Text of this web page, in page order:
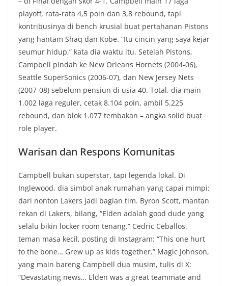
playoff, rata-rata 4,5 poin dan 3,8 rebound, tapi
kontribusinya di bench krusial buat pertahanan Pistons
yang hantam Shaq dan Kobe. “Itu cincin yang saya kejar
seumur hidup,” kata dia waktu itu. Setelah Pistons,
Campbell pindah ke New Orleans Hornets (2004-06),
Seattle SuperSonics (2006-07), dan New Jersey Nets
(2007-08) sebelum pensiun di usia 40. Total, dia main
1.002 laga reguler, cetak 8.104 poin, ambil 5.225
rebound, dan blok 1.077 tembakan – angka solid buat
role player.
Warisan dan Respons Komunitas
Campbell bukan superstar, tapi legenda lokal. Di
Inglewood, dia simbol anak rumahan yang capai mimpi:
dari nonton Lakers jadi bagian tim. Byron Scott, mantan
rekan di Lakers, bilang, “Elden adalah good dude yang
selalu bikin locker room tenang.” Cedric Ceballos,
teman masa kecil, posting di Instagram: “This one hurt
to the bone… Grew up as kids together.” Magic Johnson,
yang main bareng Campbell dua musim, tulis di X:
“Devastating news… Elden was a great teammate and